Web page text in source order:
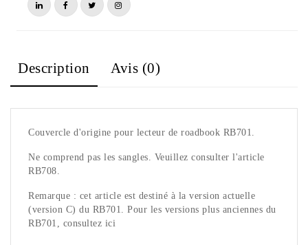
Description Avis (0)
Couvercle d'origine pour lecteur de roadbook RB701.
Ne comprend pas les sangles. Veuillez consulter l'article
RB708.
Remarque : cet article est destiné à la version actuelle
(version C) du RB701. Pour les versions plus anciennes du
RB701, consultez ici